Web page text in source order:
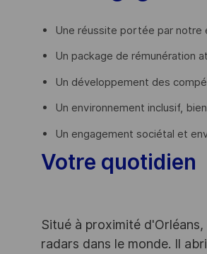
Une réussite portée par
Un package de rémunération
Un développement des
Un environnement inclusif,
Un engagement sociétal et
Votre quotidien
Situé à proximité
radars dans le monde. Il